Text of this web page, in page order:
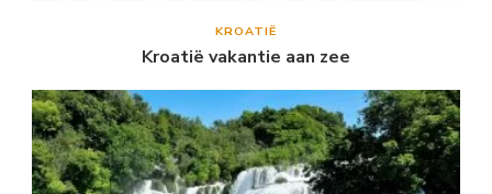
KROATIË
Kroatië vakantie aan zee